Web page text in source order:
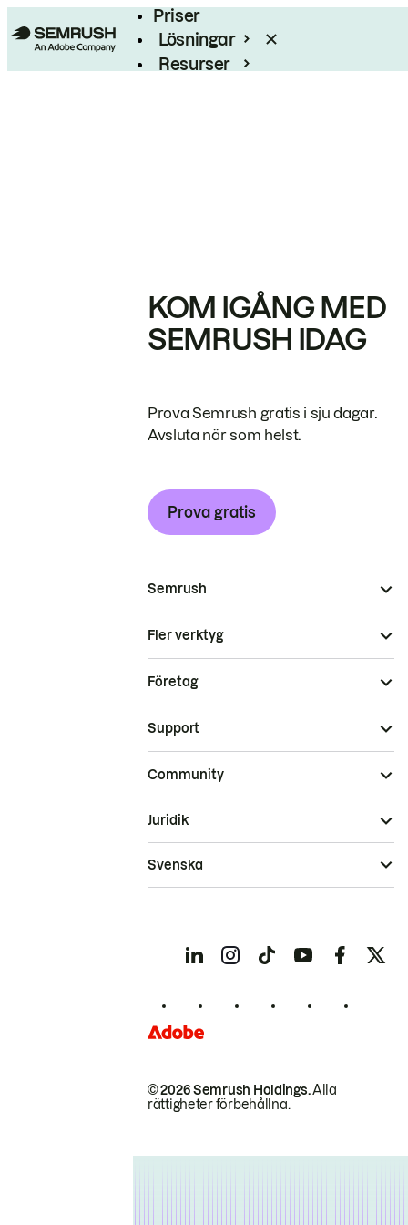
Priser
Lösningar
Resurser
KOM IGÅNG MED
SEMRUSH IDAG
Prova Semrush gratis i sju dagar.
Avsluta när som helst.
Prova gratis
Semrush
Fler verktyg
Företag
Support
Community
© 2026 Semrush Holdings.Alla
rättigheter förbehållna.
Juridik
Svenska